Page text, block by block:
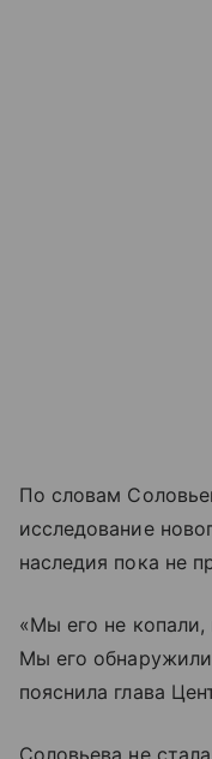
По словам
исследование
наследия пока не
«Мы его не копали,
Мы его
пояснила глава